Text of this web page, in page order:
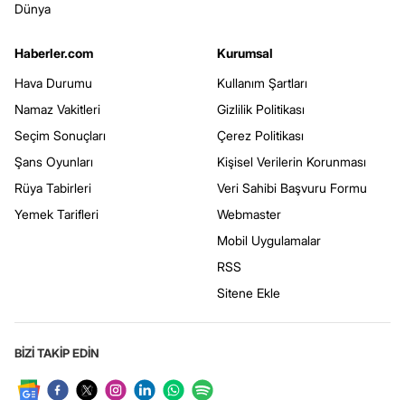
Dünya
Haberler.com
Hava Durumu
Namaz Vakitleri
Seçim Sonuçları
Şans Oyunları
Rüya Tabirleri
Yemek Tarifleri
Kurumsal
Kullanım Şartları
Gizlilik Politikası
Çerez Politikası
Kişisel Verilerin Korunması
Veri Sahibi Başvuru Formu
Webmaster
Mobil Uygulamalar
RSS
Sitene Ekle
BİZİ TAKİP EDİN